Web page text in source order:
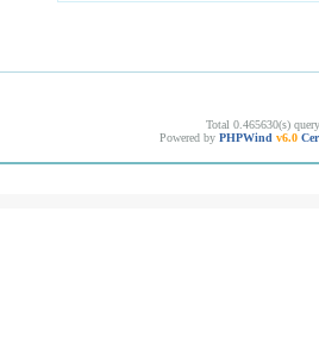
Total 0.465630(s)
Powered by PHPWind v6.0